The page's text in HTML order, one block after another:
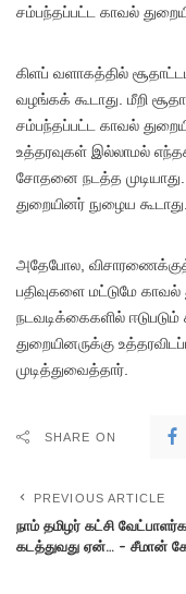
சம்பந்தப்பட்ட காவல்
கிளப் வளாகத்தில்
வழங்கக் கூடாது. மீறி
சம்பந்தப்பட்ட காவல்
உத்தரவுகள் இல்லாமல்
சோதனை நடத்த
துறையினர் நுழைய கூடாது.
அதேபோல,
பதிவுகளை மட்டுமே
நடவடிக்கைகளில்
துறையினருக்கு
முடித்துவைத்தார்.
SHARE ON
PREVIOUS ARTICLE
நாம் தமிழர் கட்சி
கடத்துவது ஏன்… – சீமான்